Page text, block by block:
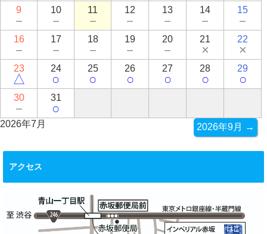
9
－
10
－
11
－
12
－
13
－
14
－
15
－
16
－
17
－
18
－
19
－
20
－
21
×
22
×
23
△
24
○
25
○
26
○
27
○
28
○
29
○
30
－
31
○
2026年7月 2026年9月 →
アクセス